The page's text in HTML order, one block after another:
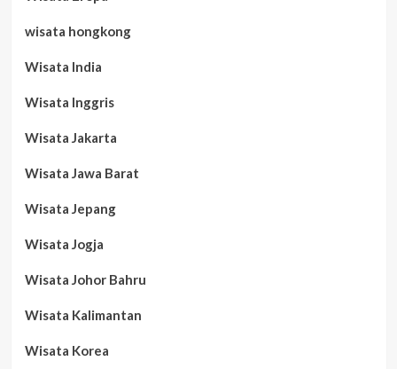
wisata hongkong
Wisata India
Wisata Inggris
Wisata Jakarta
Wisata Jawa Barat
Wisata Jepang
Wisata Jogja
Wisata Johor Bahru
Wisata Kalimantan
Wisata Korea